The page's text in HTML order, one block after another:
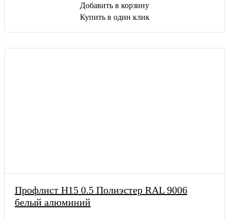
Добавить в корзину
Купить в один клик
Профлист Н15 0.5 Полиэстер RAL 9006
белый алюминий